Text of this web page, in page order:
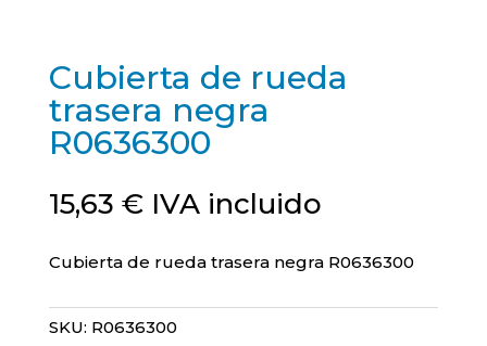
Cubierta de rueda
trasera negra
R0636300
15,63 € IVA incluido
Cubierta de rueda trasera negra R0636300
SKU: R0636300